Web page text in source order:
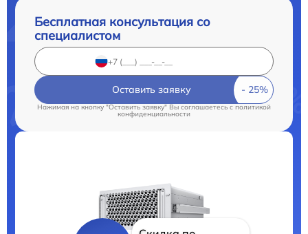
Бесплатная консультация со
специалистом
Оставить заявку
Нажимая на кнопку "Оставить заявку" Вы соглашаетесь cполитикой
конфиденциальности